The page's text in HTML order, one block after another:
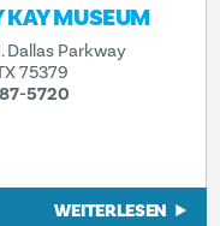
KAY MUSEUM
Dallas Parkway
75379
5720
WEITERLESEN